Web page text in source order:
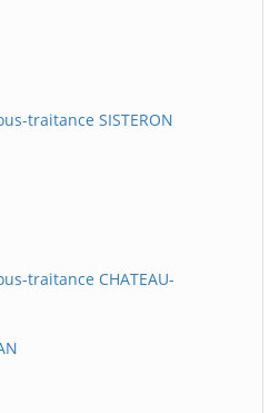
traitance SISTERON
traitance CHATEAU-